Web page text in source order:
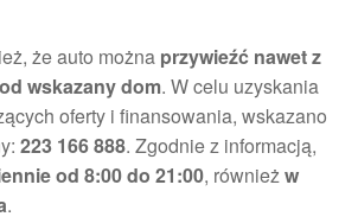
że auto można przywieźć nawet z
wskazany dom. W celu uzyskania
oferty i finansowania, wskazano
223 166 888. Zgodnie z informacją,
od 8:00 do 21:00, równieżw
.